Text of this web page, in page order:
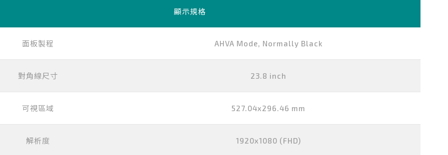
顯示規格
面板製程 AHVA Mode, Normally Black
對角線尺寸 23.8 inch
可視區域 527.04x296.46 mm
解析度 1920x1080 (FHD)